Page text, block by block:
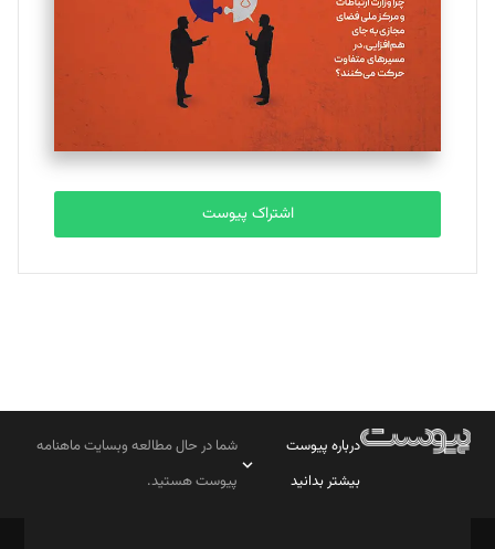
اشتراک پیوست
درباره پیوست
بیشتر بدانید
شما در حال مطالعه وبسایت ماهنامه
پیوست هستید.